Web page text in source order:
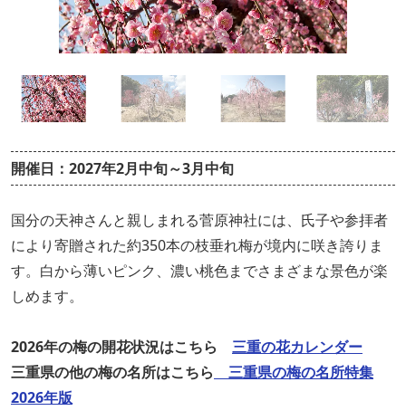
開催日：2027年2月中旬～3月中旬
国分の天神さんと親しまれる菅原神社には、氏子や参拝者
により寄贈された約350本の枝垂れ梅が境内に咲き誇りま
す。白から薄いピンク、濃い桃色までさまざまな景色が楽
しめます。
2026年の梅の開花状況はこちら 三重の花カレンダー
三重県の他の梅の名所はこちら 三重県の梅の名所特集
2026年版